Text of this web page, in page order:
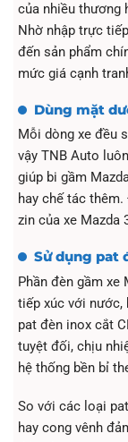
của nhiều thương
Nhờ nhập trực
đến sản phẩm
mức giá cạnh
Dùng mặt
Mỗi dòng xe đều
vậy TNB Auto
giúp bi gầm
hay chế tác
zin của xe Mazda
Sử dụng pat
Phần đèn gầm xe
tiếp xúc với nước,
pat đèn inox cắt
tuyệt đối, chịu
hệ thống bền bỉ
So với các loại
hay cong vênh